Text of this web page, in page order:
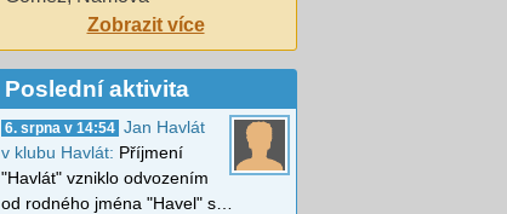
Zobrazit více
Poslední aktivita
6. srpna v 14:54 Jan Havlát
v klubu Havlát: Příjmení
"Havlát" vzniklo odvozením
od rodného jména "Havel" s…